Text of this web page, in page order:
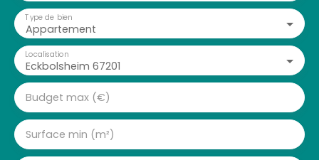
Appartement
Type de bien
Eckbolsheim 67201
Localisation
Budget max (€)
Surface min (m²)